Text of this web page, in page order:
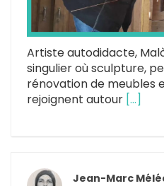
Artiste autodidacte,
singulier où sculpture,
rénovation de meubles
rejoignent autour […]
Jean-Marc